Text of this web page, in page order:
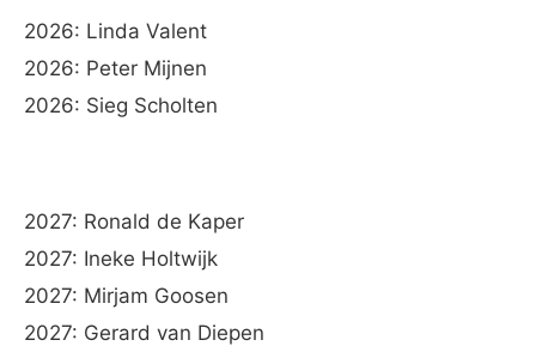
2026: Linda Valent
2026: Peter Mijnen
2026: Sieg Scholten
2027: Ronald de Kaper
2027: Ineke Holtwijk
2027: Mirjam Goosen
2027: Gerard van Diepen